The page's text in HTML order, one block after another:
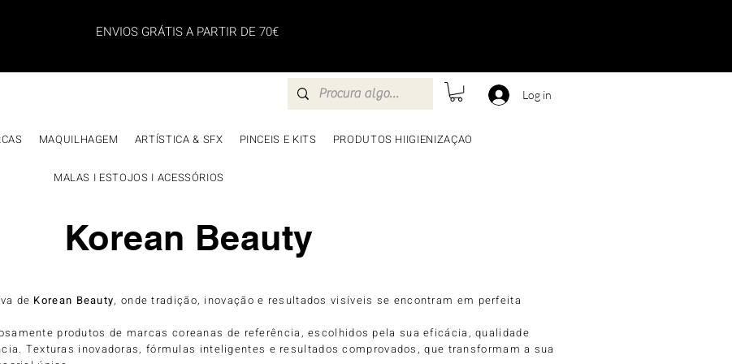
ENVIOS GRÁTIS A PARTIR DE 70€
Log in
MAQUILHAGEM ARTÍSTICA & SFX PINCEIS E KITS PRODUTOS HIIGIENIZAÇAO
MALAS I ESTOJOS I ACESSÓRIOS
Korean Beauty
de Korean Beauty, onde tradição, inovação e resultados visíveis se encontram em perfeita
produtos de marcas coreanas de referência, escolhidos pela sua eficácia, qualidade
Texturas inovadoras, fórmulas inteligentes e resultados comprovados, que transformam a sua